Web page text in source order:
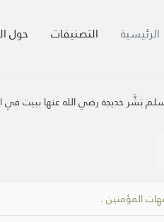
الرئيسية التصنيفات حول
بَشَّر خديجة رضي الله عنها ببيت
المؤمنين .